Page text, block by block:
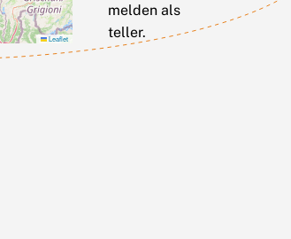
Leaflet
melden als
teller.